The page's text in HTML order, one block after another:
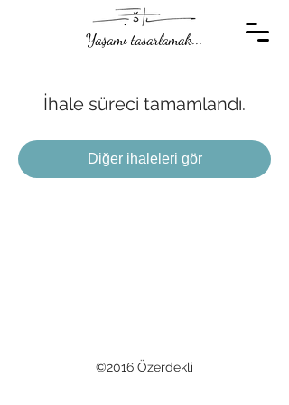
Yaşamı tasarlamak...
İhale süreci tamamlandı.
Diğer ihaleleri gör
©2016 Özerdekli